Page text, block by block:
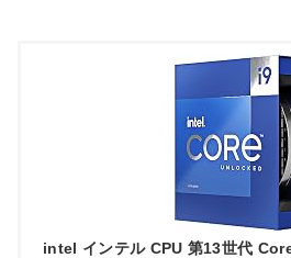
intel インテル CPU 第13世代